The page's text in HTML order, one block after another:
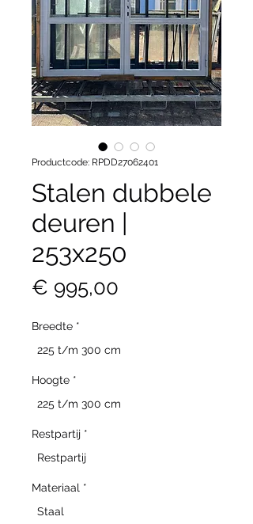
Productcode: RPDD27062401
Stalen dubbele
deuren |
253x250
€ 995,00
Breedte *
225 t/m 300 cm
Hoogte *
225 t/m 300 cm
Restpartij *
Restpartij
Materiaal *
Staal